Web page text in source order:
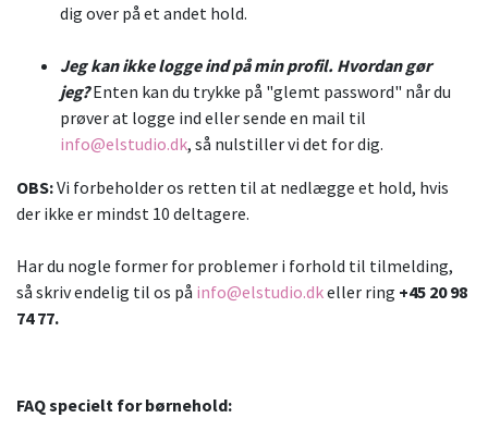
dig over på et andet hold.
Jeg kan ikke logge ind på min profil. Hvordan gør
jeg?Enten kan du trykke på "glemt password" når du
prøver at logge ind eller sende en mail til
info@elstudio.dk, så nulstiller vi det for dig.
OBS:Vi forbeholder os retten til at nedlægge et hold, hvis
der ikke er mindst 10 deltagere.
Har du nogle former for problemer i forhold til tilmelding,
så skriv endelig til os på info@elstudio.dkeller ring +45 20 98
74 77.
FAQ specielt for børnehold: